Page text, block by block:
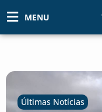
MENU
Últimas Notícias